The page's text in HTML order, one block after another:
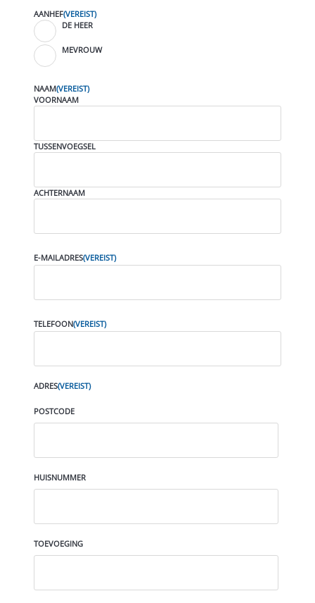
AANHEF(VEREIST)
DE HEER
MEVROUW
NAAM(VEREIST)
VOORNAAM
TUSSENVOEGSEL
ACHTERNAAM
E-MAILADRES(VEREIST)
TELEFOON(VEREIST)
ADRES(VEREIST)
POSTCODE
HUISNUMMER
TOEVOEGING